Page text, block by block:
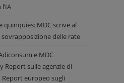
MDC scrive al
delle rate
e MDC
Report sulle agenzie di
europeo sugli